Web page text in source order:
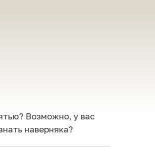
Возможно, у вас
наверняка?